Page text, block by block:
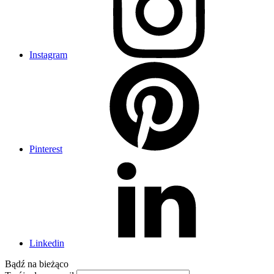
Instagram
Pinterest
Linkedin
Bądź na bieżąco